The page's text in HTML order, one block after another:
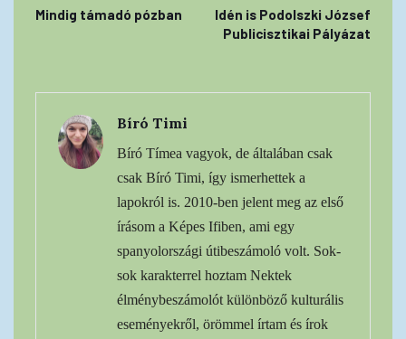
Mindig támadó pózban
Idén is Podolszki József
Publicisztikai Pályázat
Bíró Timi
Bíró Tímea vagyok, de általában csak
csak Bíró Timi, így ismerhettek a
lapokról is. 2010-ben jelent meg az első
írásom a Képes Ifiben, ami egy
spanyolországi útibeszámoló volt. Sok-
sok karakterrel hoztam Nektek
élménybeszámolót különböző kulturális
eseményekről, örömmel írtam és írok